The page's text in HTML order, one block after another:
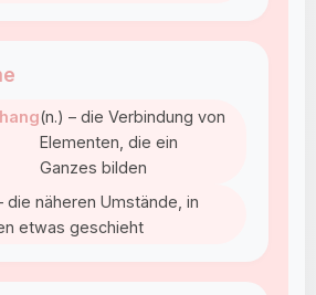
(n.) – die Verbindung von
Elementen, die ein
Ganzes bilden
die näheren Umstände, in
etwas geschieht